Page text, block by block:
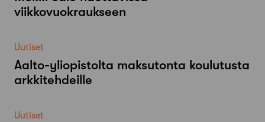
viikkovuokraukseen
Uutiset
Aalto-​yliopistolta maksutonta koulutusta
arkkitehdeille
Uutiset